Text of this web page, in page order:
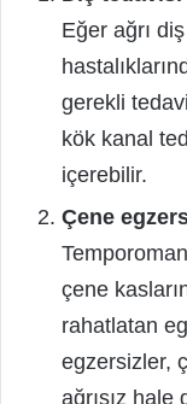
Eğer ağrı
gerekli
kök kanal
içerebilir.
Çene
çene
rahatlatan
egzersizler,
ağrısız hale